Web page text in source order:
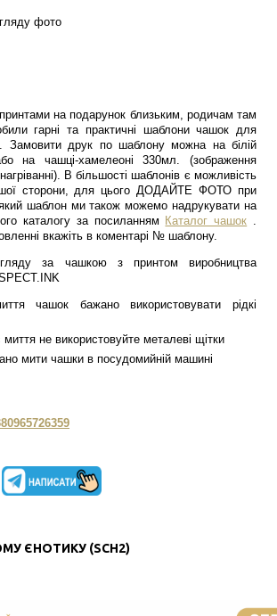
фото
на подарунок близьким, родичам там
гарні та практичні шаблони чашок для
Замовити друк по шаблону можна на білій
на чашці-хамелеоні 330мл. (зображення
В більшості шаблонів є можливість
сторони, для цього ДОДАЙТЕ ФОТО при
шаблон ми також можемо надрукувати на
каталогу за посиланням Каталог чашок .
вкажіть в коментарі № шаблону.
за чашкою з принтом виробництва
чашок бажано використовувати рідкі
миття не використовуйте металеві щітки
мити чашки в посудомийній машині
ЄНОТИКУ (SCH2)